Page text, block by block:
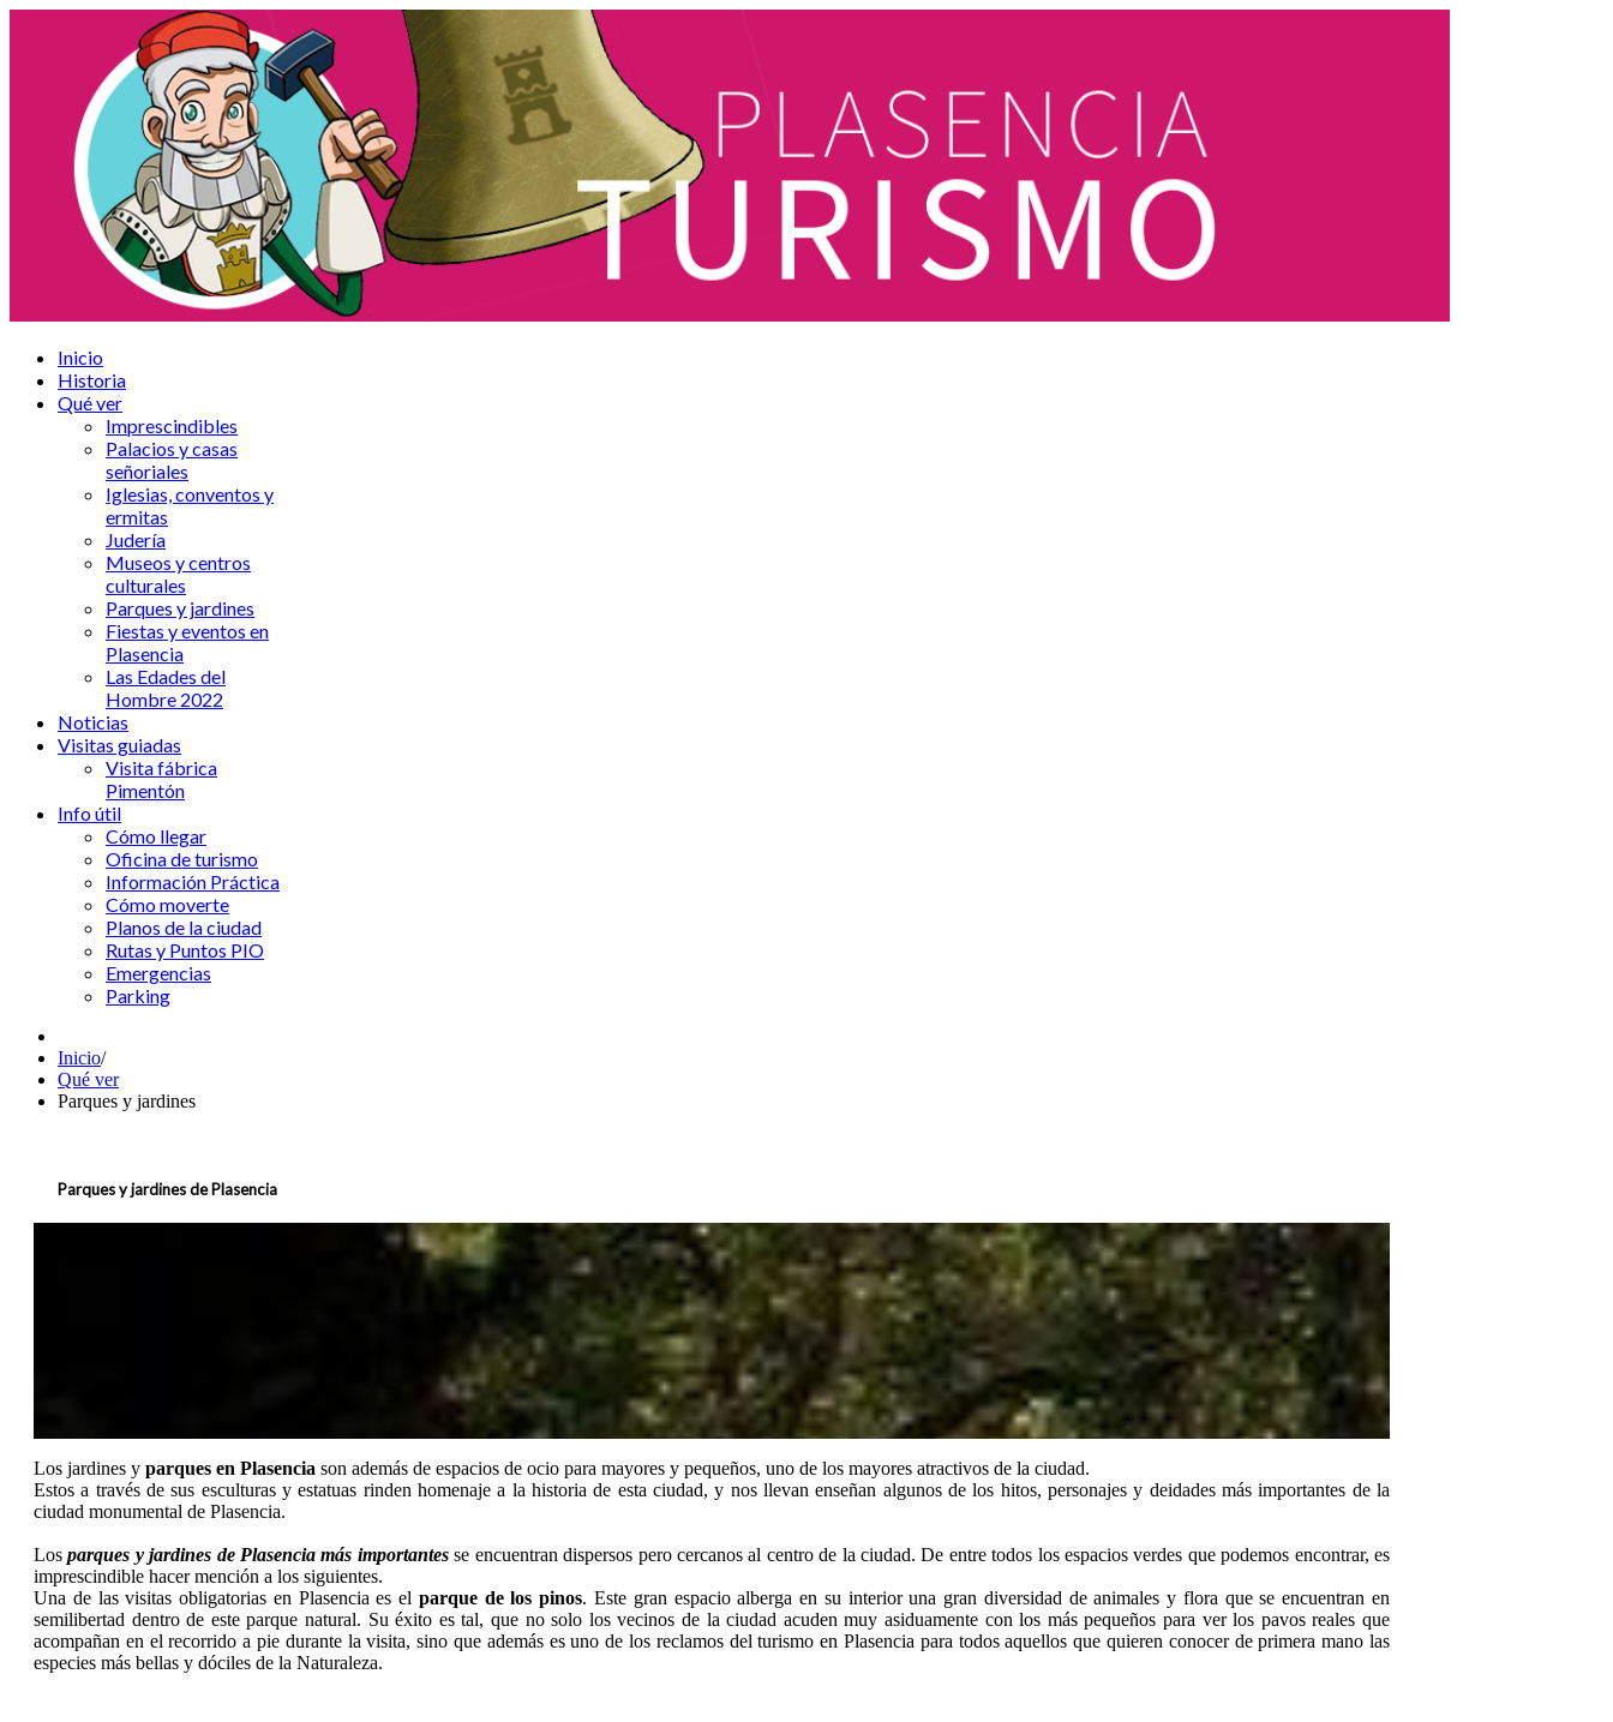
Inicio
Historia
Qué ver
Imprescindibles
Palacios y casas
señoriales
Iglesias, conventos y
ermitas
Judería
Museos y centros
culturales
Parques y jardines
Fiestas y eventos en
Plasencia
Las Edades del
Hombre 2022
Noticias
Visitas guiadas
Visita fábrica
Pimentón
Info útil
Cómo llegar
Oficina de turismo
Información Práctica
Cómo moverte
Planos de la ciudad
Rutas y Puntos PIO
Emergencias
Parking
Inicio/
Qué ver
Parques y jardines
Parques y jardines de Plasencia
Los jardines y parques en Plasencia son además de espacios de ocio para mayores y pequeños, uno de los mayores atractivos de la ciudad.
Estos a través de sus esculturas y estatuas rinden homenaje a la historia de esta ciudad, y nos llevan enseñan algunos de los hitos, personajes y deidades más importantes de la
ciudad monumental de Plasencia.
Losparques y jardines de Plasencia más importantesse encuentran dispersos pero cercanos al centro de la ciudad. De entre todos los espacios verdes que podemos encontrar, es
imprescindible hacer mención a los siguientes.
Una de las visitas obligatorias en Plasencia es el parque de los pinos. Este gran espacio alberga en su interior una gran diversidad de animales y flora que se encuentran en
semilibertad dentro de este parque natural. Su éxito es tal, que no solo los vecinos de la ciudad acuden muy asiduamente con los más pequeños para ver los pavos reales que
acompañan en el recorrido a pie durante la visita, sino que además es uno de los reclamos del turismo en Plasencia para todos aquellos que quieren conocer de primera mano las
especies más bellas y dóciles de la Naturaleza.